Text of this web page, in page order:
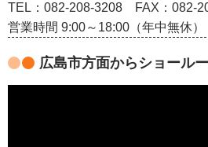
TEL：082‐208‐3208
FAX：082-
営業時間 9:00～18:00（年中無休）
広島市方面からショール